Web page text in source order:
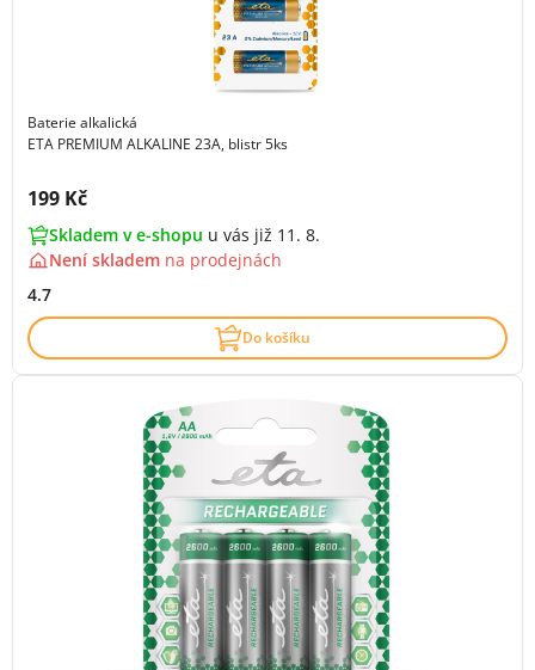
Baterie alkalická
ETA PREMIUM ALKALINE 23A, blistr 5ks
Cena s DPH:
199 Kč
Skladem v e-shopu u vás již 11. 8.
Není skladem na prodejnách
4.7
Do košíku